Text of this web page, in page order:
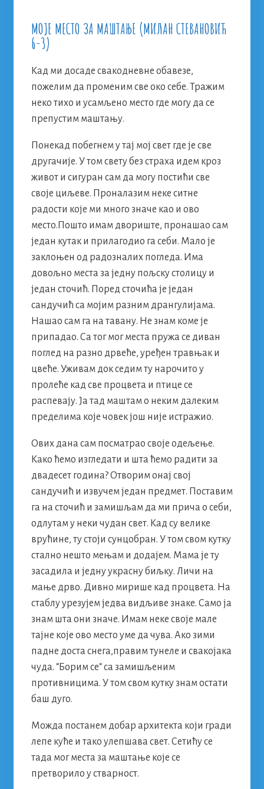
МОЈЕ МЕСТО ЗА МАШТАЊЕ (МИЛАН СТЕВАНОВИЋ
6-3)
Кад ми досаде свакодневне обавезе,
пожелим да променим све око себе. Тражим
неко тихо и усамљено место где могу да се
препустим маштању.
Понекад побегнем у тај мој свет где је све
другачије. У том свету без страха идем кроз
живот и сигуран сам да могу постићи све
своје циљеве. Проналазим неке ситне
радости које ми много значе као и ово
место.Пошто имам двориште, пронашао сам
један кутак и прилагодио га себи. Мало је
заклоњен од радозналих погледа. Има
довољно места за једну пољску столицу и
један сточић. Поред сточића је један
сандучић са мојим разним дрангулијама.
Нашао сам га на тавану. Не знам коме је
припадао. Са тог мог места пружа се диван
поглед на разно дрвеће, уређен травњак и
цвеће. Уживам док седим ту нарочито у
пролеће кад све процвета и птице се
распевају. Ја тад маштам о неким далеким
пределима које човек још није истражио.
Ових дана сам посматрао своје одељење.
Како ћемо изгледати и шта ћемо радити за
двадесет година? Отворим онај свој
сандучић и извучем један предмет. Поставим
га на сточић и замишљам да ми прича о себи,
одлутам у неки чудан свет. Кад су велике
врућине, ту стоји сунцобран. У том свом кутку
стално нешто мењам и додајем. Мама је ту
засадила и једну украсну биљку. Личи на
мање дрво. Дивно мирише кад процвета. На
стаблу урезујем једва видљиве знаке. Само ја
знам шта они значе. Имам неке своје мале
тајне које ово место уме да чува. Ако зими
падне доста снега,правим тунеле и свакојака
чуда. “Борим се“ са замишљеним
противницима. У том свом кутку знам остати
баш дуго.
Можда постанем добар архитекта који гради
лепе куће и тако улепшава свет. Сетићу се
тада мог места за маштање које се
претворило у стварност.